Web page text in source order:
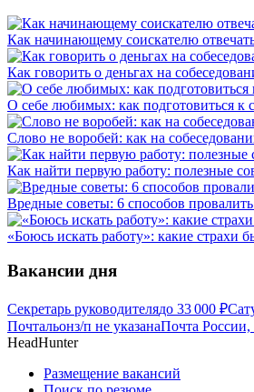
Как начинающему соискателю
Как говорить о деньгах на
О себе любимых: как подготовиться к
Слово не воробей: как на
Как найти первую работу: полезные
Вредные советы: 6 способов
«Боюсь искать работу»: какие страхи
Вакансии дня
Секретарь руководителядо 33 000 ₽
Почтальонз/п не указанаПочта
HeadHunter
Размещение вакансий